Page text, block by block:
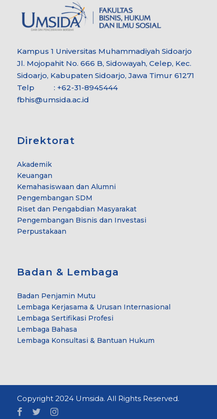
Kampus 1 Universitas Muhammadiyah Sidoarjo
Jl. Mojopahit No. 666 B, Sidowayah, Celep, Kec.
Sidoarjo, Kabupaten Sidoarjo, Jawa Timur 61271
Telp : +62-31-8945444
fbhis@umsida.ac.id
Direktorat
Akademik
Keuangan
Kemahasiswaan dan Alumni
Pengembangan SDM
Riset dan Pengabdian Masyarakat
Pengembangan Bisnis dan Investasi
Perpustakaan
Badan & Lembaga
Badan Penjamin Mutu
Lembaga Kerjasama & Urusan Internasional
Lembaga Sertifikasi Profesi
Lembaga Bahasa
Lembaga Konsultasi & Bantuan Hukum
Copyright 2024 Umsida. All Rights Reserved.